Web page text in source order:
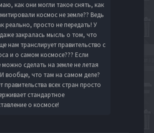
как они могли такое снять, как
космос не земле?? Ведь
реально, просто не передать! У
закралась мысль о том, что
нам транслирует правительство с
и о самом космосе??? Если
можно сделать на земле не летая
вообще, что там на самом деле?
правительства всех стран просто
стандартное
о космосе!